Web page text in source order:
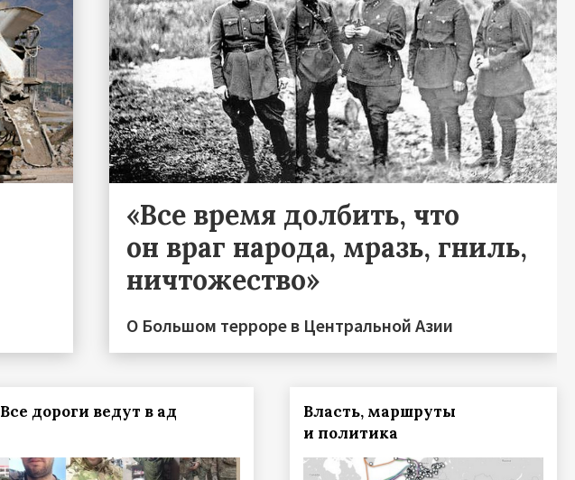
«Все время долбить, что
он враг народа, мразь, гниль,
ничтожество»
О Большом терроре в Центральной Азии
Все дороги ведут в ад
Власть, маршруты
и политика